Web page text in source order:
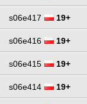
s06e417 19+
s06e416 19+
s06e415 19+
s06e414 19+